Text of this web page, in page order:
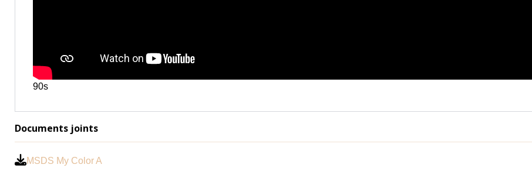
90s
Documents joints
MSDS My Color A